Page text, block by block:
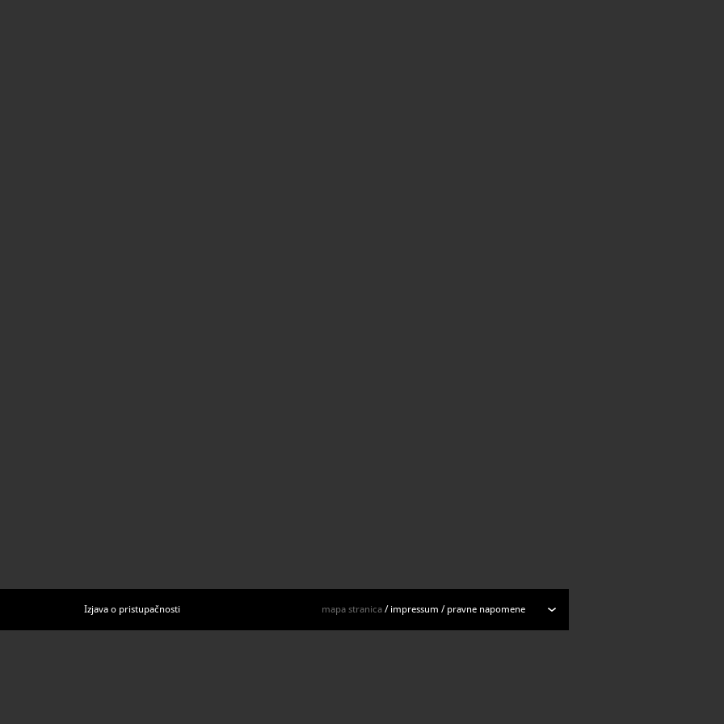
Izjava o pristupačnosti mapa stranica / impressum / pravne napomene